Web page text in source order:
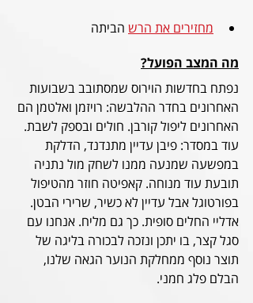
מחזירים את הרש הביתה
מה המצב הפועל?
נפתח בחדשות הוירוס שמסתובב בשבועות
האחרונים בחדר ההלבשה: רויזמן ואלטמן הם
האחרונים ליפול קורבן. חולים ובספק לשבת.
עוד במסדר: פיבן עדיין מתנדנד, הדלקת
במפשעה שמנעה ממנו לשחק מול נתניה
תובעת עוד מנוחה. קאפיטה חוזר מהטיפול
בפורטוגל אבל עדיין לא כשיר, שרירי הבטן.
אדליי החלים סופית. כך גם מליח. אנחנו עם
סגל קצר, בו יתכן ונזכה לבכורה בליגה של
תוצר נוסף ממחלקת הנוער הגאה שלנו,
הבלם פלג חמני.